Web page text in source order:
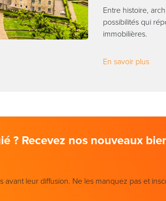
Entre histoire,
possibilités qui
immobilières.
En savoir plus
? Recevez nos nouveaux
avant leur diffusion. Ne les manquez pas et